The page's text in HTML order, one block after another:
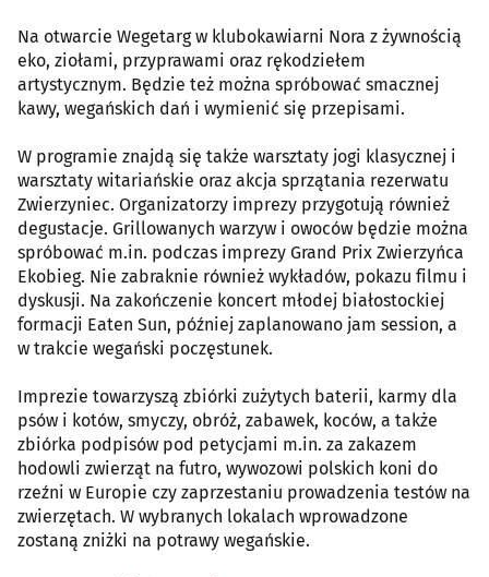
Na otwarcie Wegetarg w klubokawiarni Nora z żywnością
eko, ziołami, przyprawami oraz rękodziełem
artystycznym. Będzie też można spróbować smacznej
kawy, wegańskich dań i wymienić się przepisami.
W programie znajdą się także warsztaty jogi klasycznej i
warsztaty witariańskie oraz akcja sprzątania rezerwatu
Zwierzyniec. Organizatorzy imprezy przygotują również
degustacje. Grillowanych warzyw i owoców będzie można
spróbować m.in. podczas imprezy Grand Prix Zwierzyńca
Ekobieg. Nie zabraknie również wykładów, pokazu filmu i
dyskusji. Na zakończenie koncert młodej białostockiej
formacji Eaten Sun, później zaplanowano jam session, a
w trakcie wegański poczęstunek.
Imprezie towarzyszą zbiórki zużytych baterii, karmy dla
psów i kotów, smyczy, obróż, zabawek, koców, a także
zbiórka podpisów pod petycjami m.in. za zakazem
hodowli zwierząt na futro, wywozowi polskich koni do
rzeźni w Europie czy zaprzestaniu prowadzenia testów na
zwierzętach. W wybranych lokalach wprowadzone
zostaną zniżki na potrawy wegańskie.